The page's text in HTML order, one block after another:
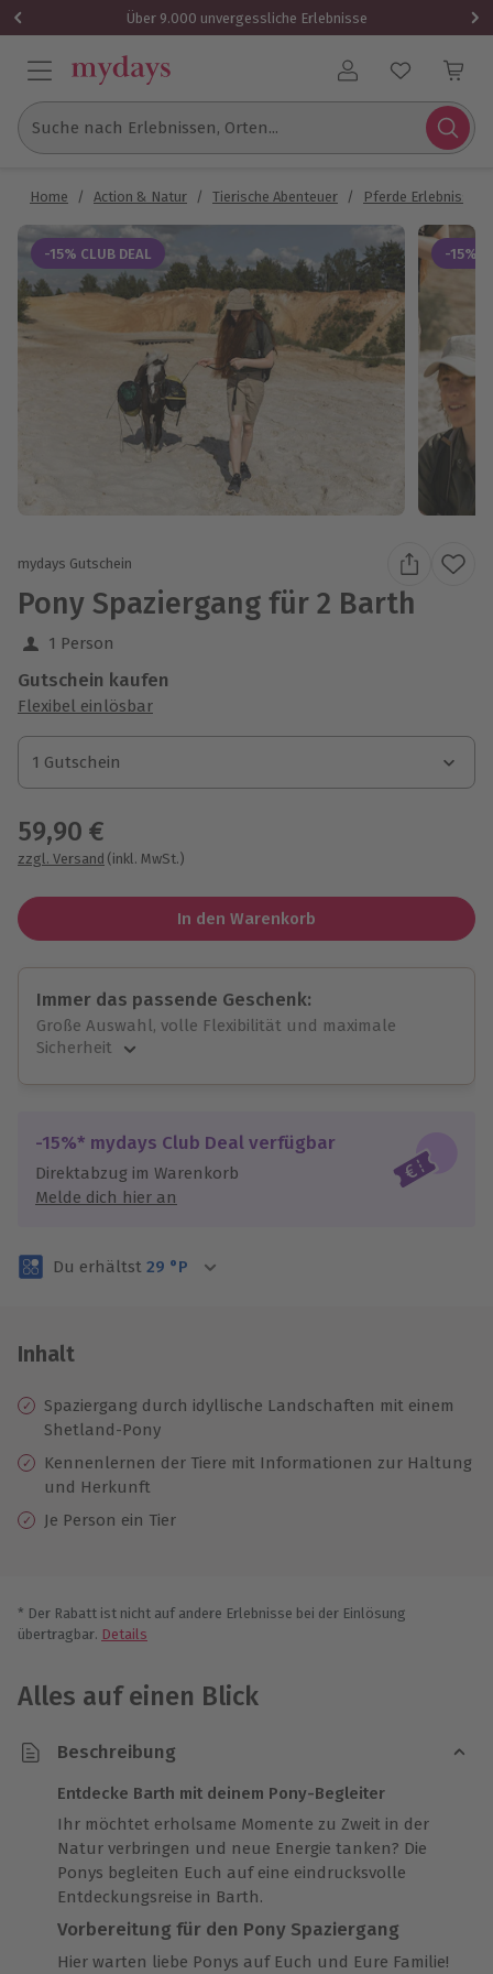
Über 9.000 unvergessliche Erlebnisse
Benutzerkonto
Suche nach Erlebnissen, Orten...
Home / Action & Natur / Tierische Abenteuer / Pferde Erlebnisse
-15% CLUB DEAL -15%
mydays Gutschein
Pony Spaziergang für 2 Barth
1 Person
Gutschein kaufen
Flexibel einlösbar
1 Gutschein
1 Gutschein
1 Gutschein
59,90 €
zzgl. Versand (inkl. MwSt.)
In den Warenkorb
Immer das passende Geschenk:
Große Auswahl, volle Flexibilität und maximale
Sicherheit
Jeder Gutschein für alle Erlebnisse einlösbar.
Maximale Sicherheit
3 Jahre gültig & verlängerbar.
-15%* mydays Club Deal verfügbar
Direktabzug im Warenkorb
Melde dich hier an
Du erhältst 29 °P
Inhalt
Spaziergang durch idyllische Landschaften mit einem
Shetland-Pony
Kennenlernen der Tiere mit Informationen zur Haltung
und Herkunft
Je Person ein Tier
* Der Rabatt ist nicht auf andere Erlebnisse bei der Einlösung
übertragbar. Details
Alles auf einen Blick
Beschreibung
Entdecke Barth mit deinem Pony-Begleiter
Ihr möchtet erholsame Momente zu Zweit in der
Natur verbringen und neue Energie tanken? Die
Ponys begleiten Euch auf eine eindrucksvolle
Entdeckungsreise in Barth.
Vorbereitung für den Pony Spaziergang
Hier warten liebe Ponys auf Euch und Eure Familie!